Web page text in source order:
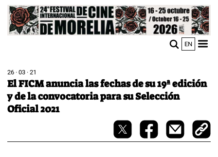
Image
EN
26 · 03 · 21
El FICM anuncia las fechas de su 19ª edición
y de la convocatoria para su Selección
Oficial 2021